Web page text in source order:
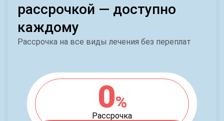
рассрочкой — доступно
каждому
Рассрочка на все виды лечения без переплат
0%
Рассрочка